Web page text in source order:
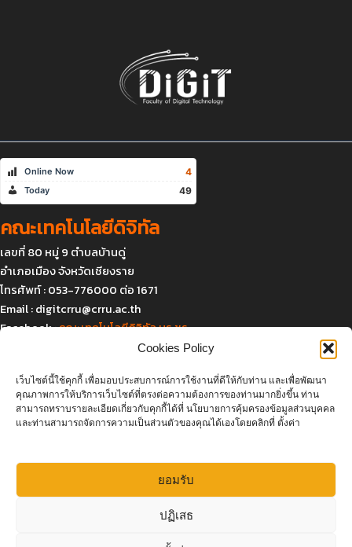
Cookies Policy
เว็บไซต์นี้ใช้คุกกี้ เพื่อมอบประสบการณ์การใช้งานที่ดีให้กับท่าน และเพื่อพัฒนา
คุณภาพการให้บริการเว็บไซต์ที่ตรงต่อความต้องการของท่านมากยิ่งขึ้น ท่าน
สามารถทราบรายละเอียดเกี่ยวกับคุกกี้ได้ที่ นโยบายการคุ้มครองข้อมูลส่วนบุคคล
และท่านสามารถจัดการความเป็นส่วนตัวของคุณได้เองโดยคลิกที่ ตั้งค่า
ยอมรับ
ปฏิเสธ
Online Now 4
Today 49
คณะเทคโนโลยีดิจิทัล
เลขที่ 80 หมู่ 9 ตำบลบ้านดู่
อำเภอเมือง จังหวัดเชียงราย
โทรศัพท์ : 053-776000 ต่อ 1671
Email :digitcrru@crru.ac.th
Facebook :คณะเทคโนโลยีดิจิทัล มร.ชร.
แผนที่และการเดินทาง
Click to accept marketing cookies and